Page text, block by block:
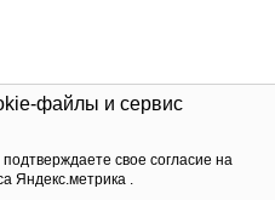
файлы и сервис
свое согласие на
Яндекс.метрика .
обработки персональных